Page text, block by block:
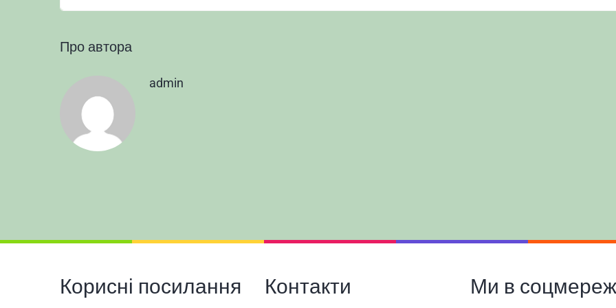
Про автора
admin
Корисні посилання Контакти Ми в